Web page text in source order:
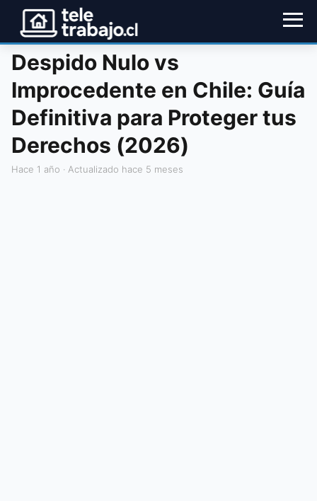
Despido Nulo vs
Improcedente en Chile: Guía
Definitiva para Proteger tus
Derechos (2026)
hace 1 año · Actualizado hace 5 meses